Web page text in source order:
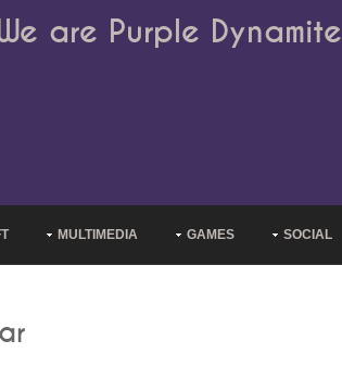
are Purple Dynamite
MULTIMEDIA GAMES SOCIAL